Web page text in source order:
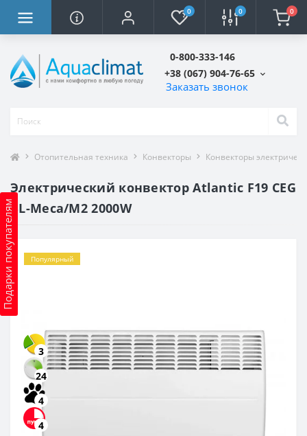
0 0 0
0-800-333-146
+38 (067) 904-76-65
Заказать звонок
Подарки покупателям
Отопительная техника Конвекторы Конвекторы
Электрический конвектор Atlantic F19 CEG
BL-Meca/M2 2000W
Популярный
3
24
4
4